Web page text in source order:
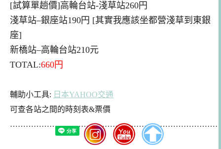
[試算單趟價]高輪台站-淺草站260円
淺草站–銀座站190円 [其實我應該坐都營淺草到東銀
座]
新橋站–高輪台站210元
TOTAL:660円
輔助小工具: 日本YAHOO交通
可查各站之間的時刻表&票價